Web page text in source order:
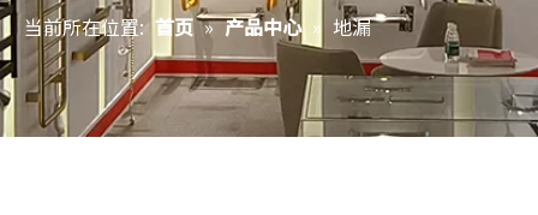
当前所在位置: 首页 » 产品中心 » 地漏